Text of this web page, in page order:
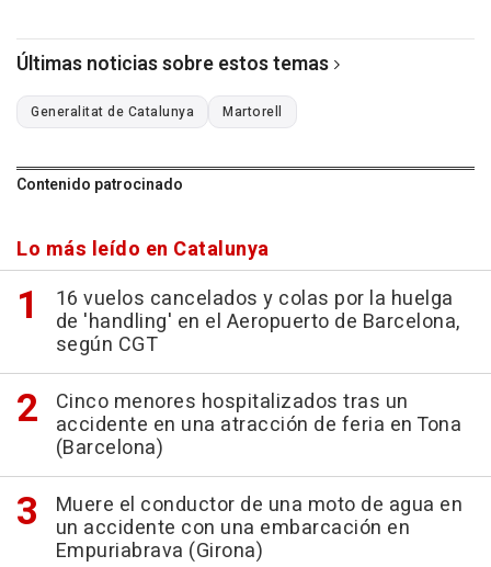
Últimas noticias sobre estos temas
Generalitat de Catalunya Martorell
Contenido patrocinado
Lo más leído en Catalunya
16 vuelos cancelados y colas por la huelga
de 'handling' en el Aeropuerto de Barcelona,
según CGT
Cinco menores hospitalizados tras un
accidente en una atracción de feria en Tona
(Barcelona)
Muere el conductor de una moto de agua en
un accidente con una embarcación en
Empuriabrava (Girona)